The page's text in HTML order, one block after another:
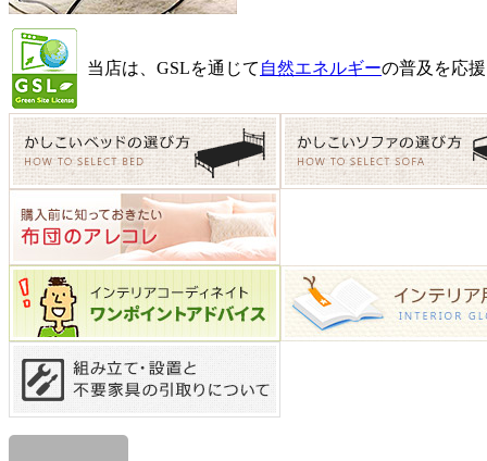
当店は、GSLを通じて 自然エネルギーの普及を応